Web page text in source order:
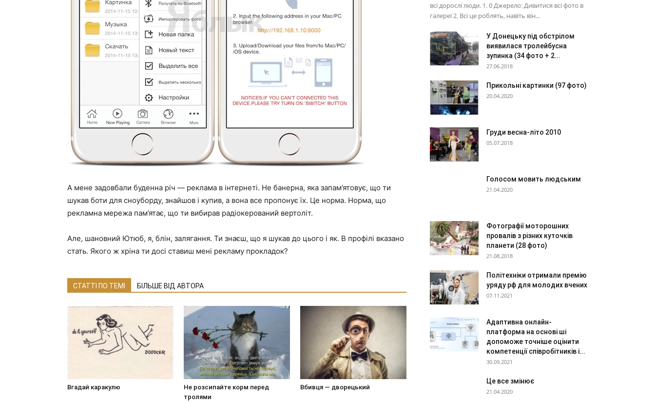
А мене задовбали буденна річ — реклама в інтернеті. Не банерна, яка запам’ятовує, що ти
шукав боти для сноуборду, знайшов і купив, а вона все пропонує їх. Це норма. Норма, що
рекламна мережа пам’ятає, що ти вибирав радіокерований вертоліт.
Але, шановний Ютюб, я, блін, залягання. Ти знаєш, що я шукав до цього і як. В профілі вказано
стать. Якого ж хріна ти досі ставиш мені рекламу прокладок?
СТАТТІ ПО ТЕМІ БІЛЬШЕ ВІД АВТОРА
Вгадай каракулю
Не розсипайте корм перед
тролями
Вбивця — дворецький
всі дорослі люди. 1. 0 Джерело: Дивитися всі фото в
галереї 2. Всі це роблять, навіть він...
У Донецьку під обстрілом
виявилася тролейбусна
зупинка (34 фото + 2...
27.06.2018
Прикольні картинки (97 фото)
20.04.2020
Груди весна-літо 2010
05.07.2018
Голосом мовить людським
21.04.2020
Фотографії моторошних
провалів з різних куточків
планети (28 фото)
21.08.2018
Політехніки отримали премію
уряду рф для молодих вчених
07.11.2021
Адаптивна онлайн-
платформа на основі ші
допоможе точніше оцінити
компетенції співробітників і...
30.09.2021
Це все змінює
21.04.2020